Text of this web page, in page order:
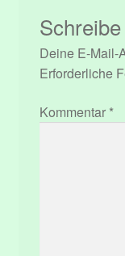
Deine E-Mail-
Erforderliche
Kommentar *